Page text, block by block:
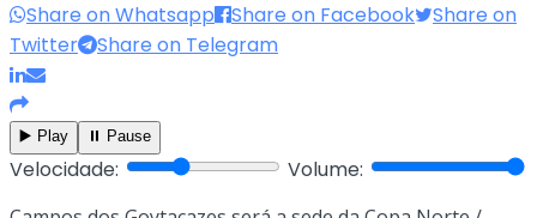
Share on Whatsapp Share on Facebook
Share on
Twitter
Share on Telegram
▶️ Play ⏸️ Pause
Velocidade: Volume: